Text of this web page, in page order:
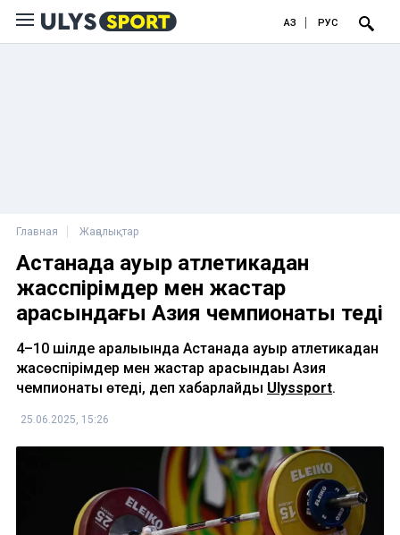
ҚАЗ РУС
Главная Жаңалықтар
Астанада ауыр атлетикадан
жасөспірімдер мен жастар
арасындағы Азия чемпионаты өтеді
4–10 шілде аралығында Астанада ауыр атлетикадан
жасөспірімдер мен жастар арасындағы Азия
чемпионаты өтеді, деп хабарлайды Ulyssport.
25.06.2025, 15:26